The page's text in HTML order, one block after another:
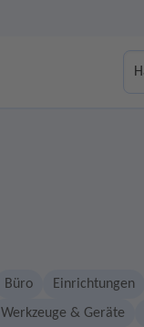
Büro Einrichtungen
Werkzeuge & Geräte